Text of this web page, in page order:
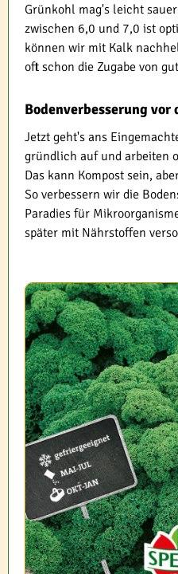
Grünkohl mag's leicht
zwischen 6,0 und 7,0 ist
können wir mit Kalk
oft schon die Zugabe von
Bodenverbesserung vor
Jetzt geht's ans
gründlich auf und arbeiten
Das kann Kompost sein,
So verbessern wir die
Paradies für
später mit Nährstoffen